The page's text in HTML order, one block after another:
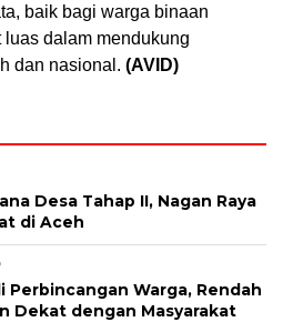
baik bagi warga binaan
dalam mendukung
dan nasional. (AVID)
Desa Tahap II, Nagan Raya
di Aceh
Perbincangan Warga, Rendah
Dekat dengan Masyarakat